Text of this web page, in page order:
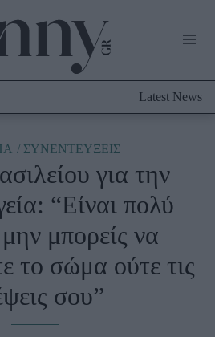
Latest News
ΣΥΝΕΝΤΕΥΞΕΙΣ
για την
“Είναι πολύ
μπορείς να
το σώμα ούτε τις
σου”